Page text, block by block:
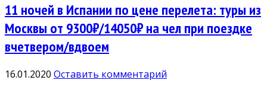
11 ночей в Испании по цене перелета: туры из
Москвы от 9300₽/14050₽ на чел при поездке
вчетвером/вдвоем
16.01.2020 Оставить комментарий